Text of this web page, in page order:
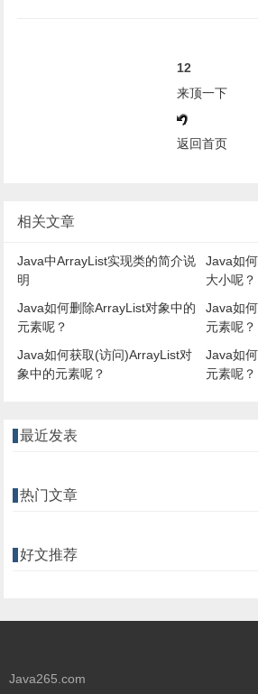
12
来顶一下
返回首页
相关文章
Java中ArrayList实现类的简介说
明
Java如
大小呢？
Java如何删除ArrayList对象中的
元素呢？
Java如
元素呢？
Java如何获取(访问)ArrayList对
象中的元素呢？
Java如
元素呢？
最近发表
热门文章
好文推荐
Java265.com